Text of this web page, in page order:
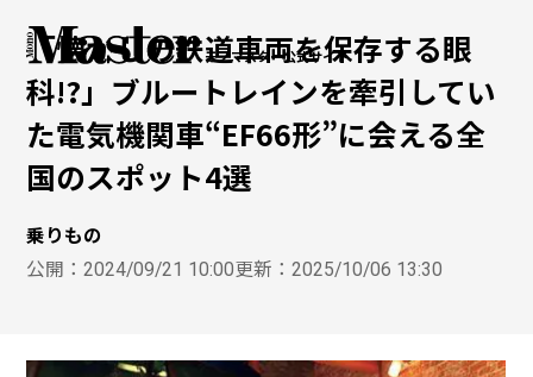
モノマスター公式サイト
「懐かしの鉄道車両を保存する眼
科!?」ブルートレインを牽引してい
た電気機関車“EF66形”に会える全
国のスポット4選
乗りもの
公開：2024/09/21 10:00更新：2025/10/06 13:30